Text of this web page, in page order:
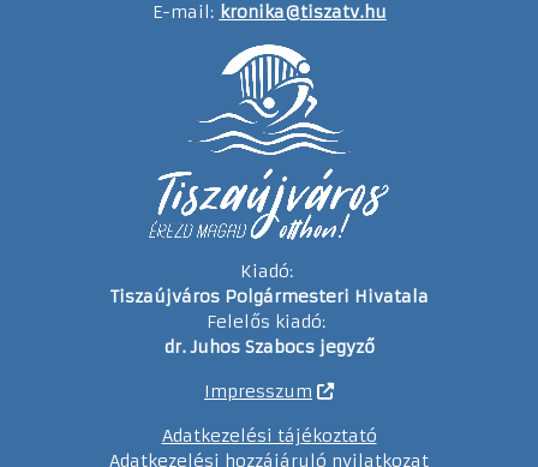
E-mail: kronika@tiszatv.hu
Kiadó:
Tiszaújváros Polgármesteri Hivatala
Felelős kiadó:
dr. Juhos Szabocs jegyző
Impresszum
Adatkezelési tájékoztató
Adatkezelési hozzájáruló nyilatkozat